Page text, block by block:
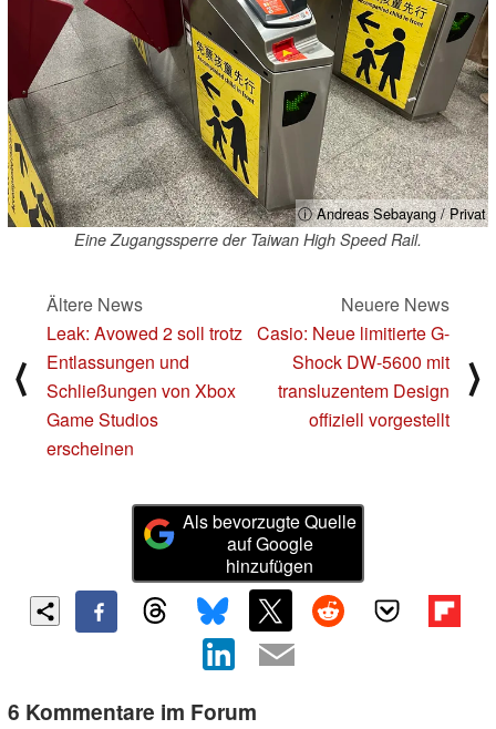
ⓘ Andreas Sebayang / Privat
Eine Zugangssperre der Taiwan High Speed Rail.
⟨
Ältere News
Leak: Avowed 2 soll trotz
Entlassungen und
Schließungen von Xbox
Game Studios
erscheinen
Neuere News
Casio: Neue limitierte G-
Shock DW-5600 mit
transluzentem Design
offiziell vorgestellt
⟩
Als bevorzugte Quelle
auf Google
hinzufügen
6 Kommentare im Forum